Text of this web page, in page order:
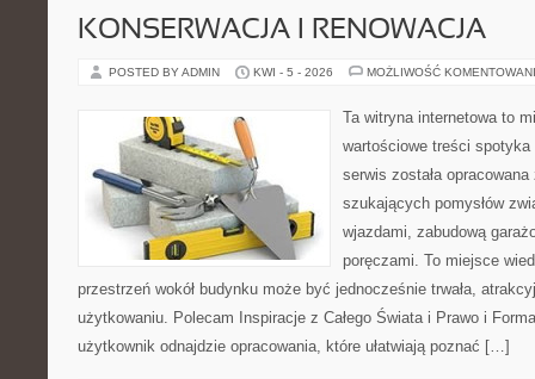
KONSERWACJA I RENOWACJA
POSTED BY ADMIN KWI - 5 - 2026 MOŻLIWOŚĆ
Ta witryna internetowa to
wartościowe treści
serwis została
szukających pomysłów
wjazdami, zabudową
poręczami. To miejsce
przestrzeń wokół budynku może być jednocześnie trwała,
użytkowaniu. Polecam Inspiracje z Całego Świata i Prawo i
użytkownik odnajdzie opracowania, które ułatwiają poznać […]